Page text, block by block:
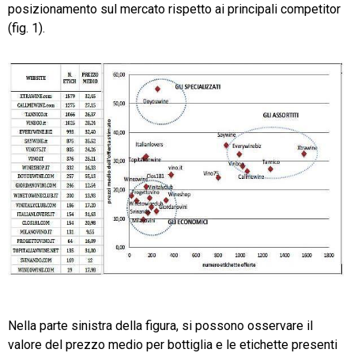
posizionamento sul mercato rispetto ai principali competitor
(fig. 1).
Nella parte sinistra della figura, si possono osservare il
valore del prezzo medio per bottiglia e le etichette presenti